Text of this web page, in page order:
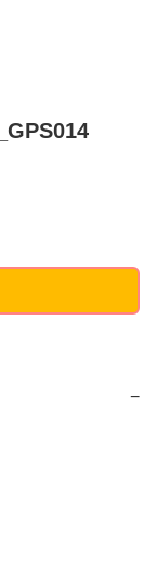
−